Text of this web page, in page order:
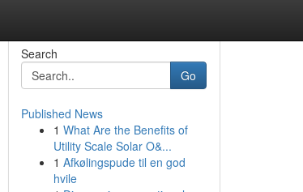
Search
Go
Published News
1 What Are the Benefits of
Utility Scale Solar O&...
1 Afkølingspude til en god
hvile